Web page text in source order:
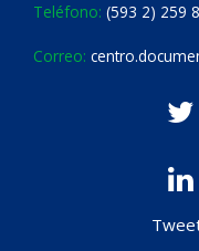
Teléfono: (593 2) 259
Correo: